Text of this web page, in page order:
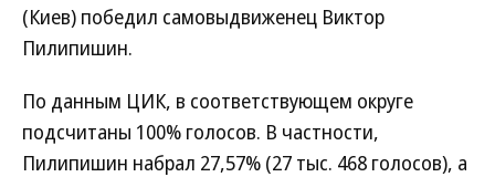
(Киев) победил самовыдвиженец Виктор
Пилипишин.
По данным ЦИК, в соответствующем округе
подсчитаны 100% голосов. В частности,
Пилипишин набрал 27,57% (27 тыс. 468 голосов), а